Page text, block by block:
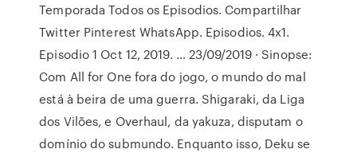
Temporada Todos os Episodios. Compartilhar
Twitter Pinterest WhatsApp. Episodios. 4x1.
Episodio 1 Oct 12, 2019. … 23/09/2019 · Sinopse:
Com All for One fora do jogo, o mundo do mal
está à beira de uma guerra. Shigaraki, da Liga
dos Vilões, e Overhaul, da yakuza, disputam o
domínio do submundo. Enquanto isso, Deku se